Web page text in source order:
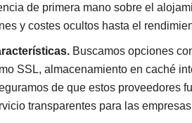
de primera mano sobre el
y costes ocultos hasta el
Buscamos opciones
SSL, almacenamiento en caché
de que estos proveedores
transparentes para las